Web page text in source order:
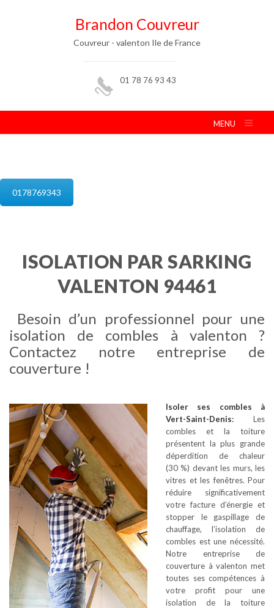
Brandon Couvreur
Couvreur - valenton Ile de France
01 78 76 93 43
MENU
0178769343
ISOLATION PAR SARKING
VALENTON 94461
Besoin d’un professionnel pour une
isolation de combles à valenton ?
Contactez notre entreprise de
couverture !
Isoler ses combles à
Vert-Saint-Denis: Les
combles et la toiture
présentent la plus grande
déperdition de chaleur
(30 %) devant les murs, les
vitres et les fenêtres. Pour
réduire significativement
votre facture d’énergie et
stopper le gaspillage de
chauffage, l’isolation de
combles est une nécessité.
Notre entreprise de
couverture à valenton met
toutes ses compétences à
votre profit pour une
isolation de la toiture